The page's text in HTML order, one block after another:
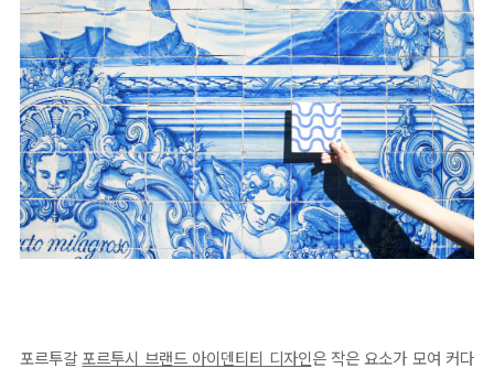
포르투갈포르투시 브랜드 아이덴티티 디자인은 작은 요소가 모여 커다